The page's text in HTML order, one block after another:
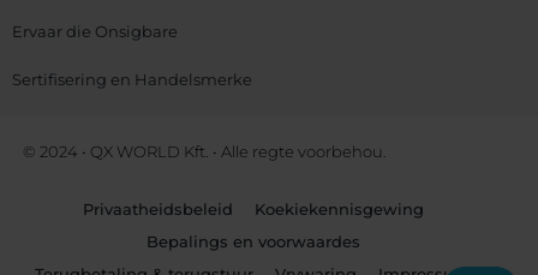
Ervaar die Onsigbare
Sertifisering en Handelsmerke
© 2024 • QX WORLD Kft. • Alle regte voorbehou.
Privaatheidsbeleid
Koekiekennisgewing
Bepalings en voorwaardes